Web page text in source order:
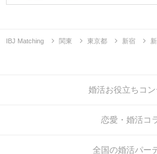
IBJ Matching 関東 東京都 新宿
婚活お役立ちコ
恋愛・婚活コ
全国の婚活パー